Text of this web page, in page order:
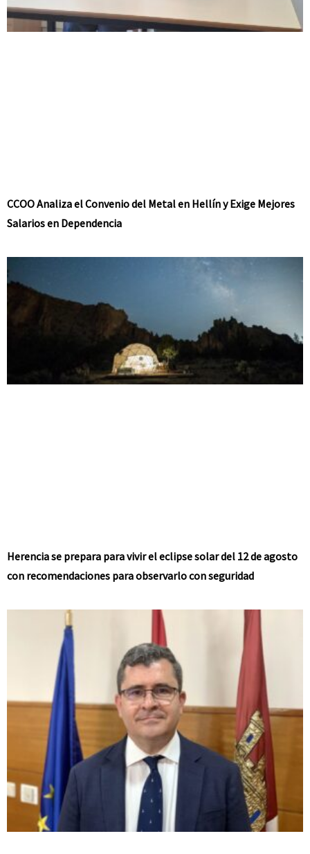
CCOO Analiza el Convenio del Metal en Hellín y Exige Mejores
Salarios en Dependencia
Herencia se prepara para vivir el eclipse solar del 12 de agosto
con recomendaciones para observarlo con seguridad